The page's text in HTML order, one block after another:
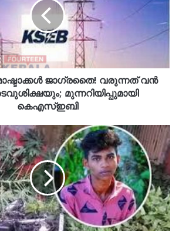
ജാഗ്രതൈ! വരുന്നത് വൻ
മുന്നറിയിപ്പുമായി
കെഎസ്ഇബി